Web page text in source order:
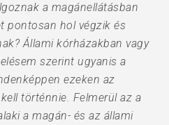
a magánellátásban
pontosan hol végzik és
Állami kórházakban vagy
szerint ugyanis a
ezeken az
történnie. Felmerül az a
a magán- és az állami